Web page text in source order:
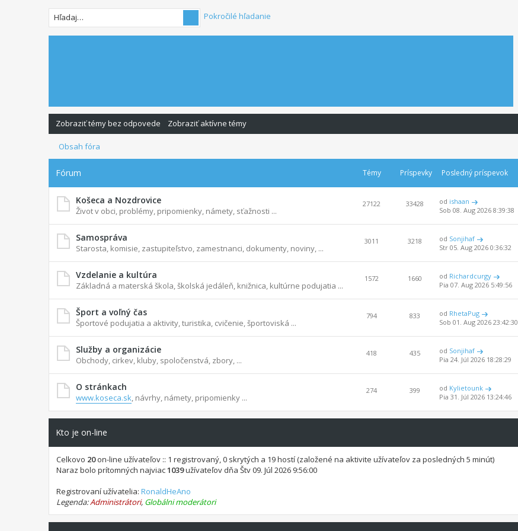
Pokročilé hľadanie
Zobraziť témy bez odpovede Zobraziť aktívne témy
Obsah fóra
Fórum Témy Príspevky Posledný príspevok
Košeca a Nozdrovice
Život v obci, problémy, pripomienky, námety, sťažnosti ...
27122 33428 od ishaan
Sob 08. Aug 2026 8:39:38
Samospráva
Starosta, komisie, zastupiteľstvo, zamestnanci, dokumenty, noviny, ...
3011 3218 od Sonjihaf
Str 05. Aug 2026 0:36:32
Vzdelanie a kultúra
Základná a materská škola, školská jedáleň, knižnica, kultúrne podujatia ...
1572 1660 od Richardcurgy
Pia 07. Aug 2026 5:49:56
Šport a voľný čas
Športové podujatia a aktivity, turistika, cvičenie, športoviská ...
794 833 od RhetaPug
Sob 01. Aug 2026 23:42:30
Služby a organizácie
Obchody, cirkev, kluby, spoločenstvá, zbory, ...
418 435 od Sonjihaf
Pia 24. Júl 2026 18:28:29
O stránkach
www.koseca.sk, návrhy, námety, pripomienky ...
274 399 od Kylietounk
Pia 31. Júl 2026 13:24:46
Kto je on-line
Celkovo 20on-line užívateľov :: 1 registrovaný, 0 skrytých a 19 hostí (založené na aktivite užívateľov za posledných 5 minút)
Naraz bolo prítomných najviac1039užívateľov dňa Štv 09. Júl 2026 9:56:00
Registrovaní užívatelia: RonaldHeAno
Legenda:Administrátori, Globálni moderátori